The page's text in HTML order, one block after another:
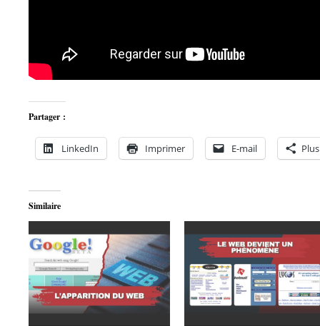
Partager :
LinkedIn Imprimer E-mail Plus
Similaire